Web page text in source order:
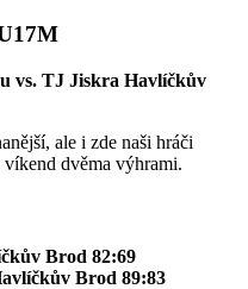
vs. TJ Jiskra Havlíčkův
ale i zde naši hráči
dvěma výhrami.
Brod 82:69
Brod 89:83